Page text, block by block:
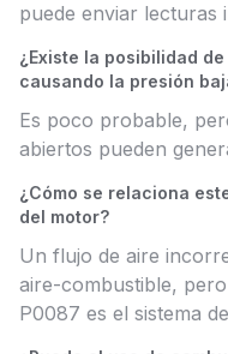
puede enviar lecturas
¿Existe la posibilidad
causando la presión
Es poco probable,
abiertos pueden
¿Cómo se relaciona
del motor?
Un flujo de aire
aire-combustible,
P0087 es el sistema